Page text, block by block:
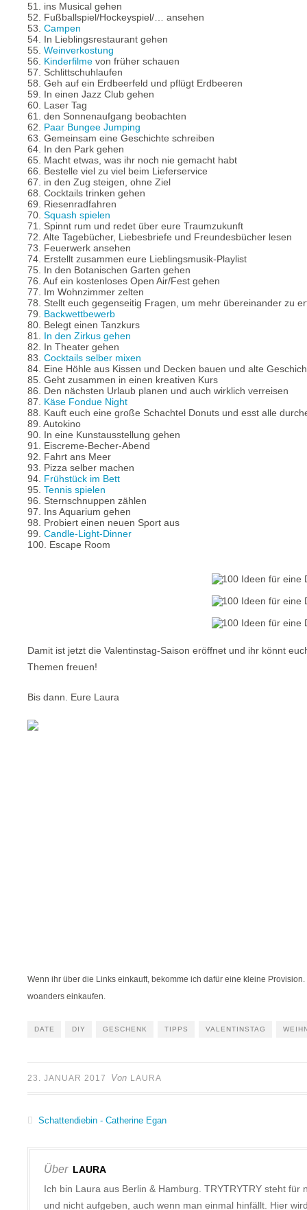
51. ins Musical gehen
52. Fußballspiel/Hockeyspiel/… ansehen
53. Campen
54. In Lieblingsrestaurant gehen
55. Weinverkostung
56. Kinderfilme von früher schauen
57. Schlittschuhlaufen
58. Geh auf ein Erdbeerfeld und pflügt Erdbeeren
59. In einen Jazz Club gehen
60. Laser Tag
61. den Sonnenaufgang beobachten
62. Paar Bungee Jumping
63. Gemeinsam eine Geschichte schreiben
64. In den Park gehen
65. Macht etwas, was ihr noch nie gemacht habt
66. Bestelle viel zu viel beim Lieferservice
67. in den Zug steigen, ohne Ziel
68. Cocktails trinken gehen
69. Riesenradfahren
70. Squash spielen
71. Spinnt rum und redet über eure Traumzukunft
72. Alte Tagebücher, Liebesbriefe und Freundesbücher lesen
73. Feuerwerk ansehen
74. Erstellt zusammen eure Lieblingsmusik-Playlist
75. In den Botanischen Garten gehen
76. Auf ein kostenloses Open Air/Fest gehen
77. Im Wohnzimmer zelten
78. Stellt euch gegenseitig Fragen, um mehr übereinander zu
79. Backwettbewerb
80. Belegt einen Tanzkurs
81. In den Zirkus gehen
82. In Theater gehen
83. Cocktails selber mixen
84. Eine Höhle aus Kissen und Decken bauen und alte
85. Geht zusammen in einen kreativen Kurs
86. Den nächsten Urlaub planen und auch wirklich verreisen
87. Käse Fondue Night
88. Kauft euch eine große Schachtel Donuts und esst alle
89. Autokino
90. In eine Kunstausstellung gehen
91. Eiscreme-Becher-Abend
92. Fahrt ans Meer
93. Pizza selber machen
94. Frühstück im Bett
95. Tennis spielen
96. Sternschnuppen zählen
97. Ins Aquarium gehen
98. Probiert einen neuen Sport aus
99. Candle-Light-Dinner
100. Escape Room
Damit ist jetzt die Valentinstag-Saison eröffnet und ihr könnt
Themen freuen!
Bis dann. Eure Laura
Wenn ihr über die Links einkauft, bekomme ich dafür eine kleine
woanders einkaufen.
DATE DIY GESCHENK TIPPS VALENTINSTAG
23. JANUAR 2017 Von LAURA
Schattendiebin - Catherine Egan
Über LAURA
Ich bin Laura aus Berlin & Hamburg. TRYTRYTRY steht
und nicht aufgeben, auch wenn man einmal hinfällt. Hier